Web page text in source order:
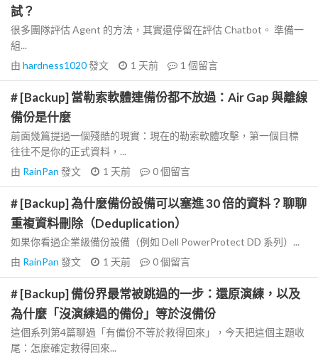
試？
很多團隊評估 Agent 的方法，其實還停留在評估 Chatbot。 準備一
組...
由 hardness1020發文 1 天前 1 個留言
# [Backup] 當勒索軟體連備份都不放過：Air Gap 與離線
備份是什麼
前面幾篇提過一個殘酷的現實：現在的勒索軟體攻擊，第一個目標
往往不是你的正式資料，...
由 RainPan 發文 1 天前 0個留言
# [Backup] 為什麼備份設備可以塞進 30 倍的資料？聊聊
重複資料刪除（Deduplication）
如果你看過企業級備份設備（例如 Dell PowerProtect DD 系列）...
由 RainPan 發文 1 天前 0個留言
# [Backup] 備份界最常被跳過的一步：還原演練，以及
為什麼「沒演練過的備份」等於沒備份
這個系列第4篇聊過「有備份不等於救得回來」，今天把這個主題收
尾：怎麼確定救得回來...